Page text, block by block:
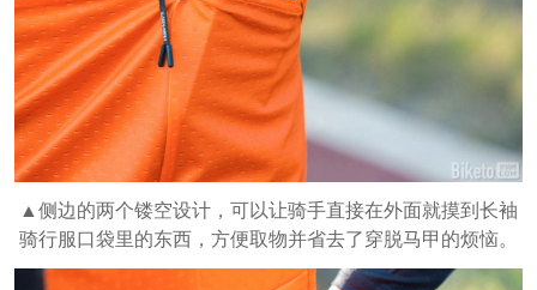
▲侧边的两个镂空设计，可以让骑手直接在外面就摸到长袖
骑行服口袋里的东西，方便取物并省去了穿脱马甲的烦恼。